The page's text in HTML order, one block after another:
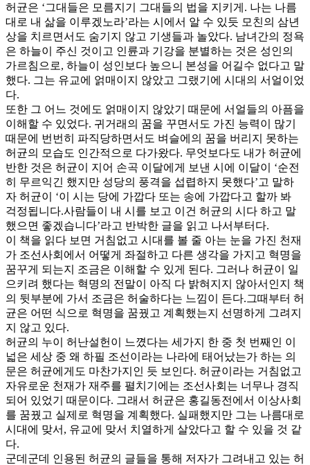
허균은 ‘그대들은 모름지기 그대들의 법을 지키게. 나는 나름
대로 내 삶을 이루겠노라’라는 시에서 알 수 있듯 모친의 삼년
상을 치르면서도 숨기지 않고 기생들과 놀았다. 남녀간의 정욕
은 하늘이 주신 것이고 인륜과 기강을 분별하는 것은 성인의
가르침으로, 하늘이 성인보다 높으니 본성을 어길수 없다고 말
했다. 그는 유교에 얽매이지 않았고 그랬기에 시대의 서얼이었
다.
또한 그 어느 것에도 얽매이지 않았기 때문에 서얼들의 아픔을
이해할 수 있었다. 귀거래의 꿈을 꾸면서도 가진 능력이 많기
때문에 번번히 파직당하면서도 벼슬에의 꿈을 버리지 못하는
허균의 모습도 인간적으로 다가왔다. 무엇보다도 내가 허균에
반한 것은 허균이 지어 손곡 이달에게 보낸 시에 이달이 ‘순전
히 무르익긴 했지만 성당의 풍격을 섭렵하지 못했다’고 말하
자 허균이 ‘이 시는 당에 가깝다 또는 송에 가깝다고 할까 봐
걱정됩니다.사람들이 내 시를 보고 이건 허균의 시다 하고 말
했으면 좋겠습니다’라고 반박한 글을 읽고 나서부터다.
이 책을 읽다 보면 거침없고 시대를 볼 줄 아는 눈을 가진 천재
가 조선사회에서 어떻게 좌절하고 다른 생각을 가지고 혁명을
꿈꾸게 되는지 조금은 이해할 수 있게 된다. 그러나 허균이 일
으키려 했다는 혁명의 전말이 아직 다 밝혀지지 않아서인지 책
의 뒷부분에 가서 조금은 허술하다는 느낌이 든다.그때부터 허
균은 어떤 식으로 혁명을 꿈꿨고 계획했는지 선명하게 그려지
지 않고 있다.
허균의 누이 허난설헌이 느꼈다는 세가지 한 중 첫 번째인 이
넓은 세상 중 왜 하필 조선이라는 나라에 태어났는가 하는 의
문은 허균에게도 마찬가지인 듯 보인다. 허균이라는 거침없고
자유로운 천재가 재주를 펼치기에는 조선사회는 너무나 경직
되어 있었기 때문이다. 그래서 허균은 홍길동전에서 이상사회
를 꿈꿨고 실제로 혁명을 계획했다. 실패했지만 그는 나름대로
시대에 맞서, 유교에 맞서 치열하게 살았다고 할 수 있을 것 같
다.
군데군데 인용된 허균의 글들을 통해 저자가 그려내고 있는 허